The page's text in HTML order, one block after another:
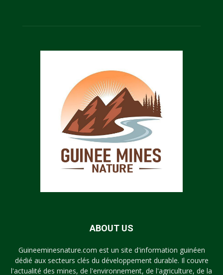
ABOUT US
Guineeminesnature.com est un site d'information guinéen
dédié aux secteurs clés du développement durable. Il couvre
l'actualité des mines, de l'environnement, de l'agriculture, de la